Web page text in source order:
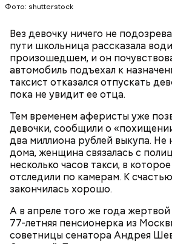
Фото: shutterstock
Вез девочку ничего не
пути школьница рассказала
произошедшем, и он
автомобиль подъехал к
таксист отказался отпускать
пока не увидит ее отца.
Тем временем аферисты уже
девочки, сообщили о
два миллиона рублей выкупа. Не
дома, женщина связалась с
несколько часов такси, в
отследили по камерам. К
закончилась хорошо.
А в апреле того же года
77-летняя пенсионерка из
советницы сенатора Андрея
В апреле 2024-го умерла 69-
Миссюры. Внук отравил ее со
Сначала он подмешал химикаты
пенсионерка отказалась его
приторного вкуса. Тогда молодой
женщину выпить
добавив туда яд. Позднее
не планировал убивать
женщина загремела в больницу,
возможность украсть из ее
украшения. Примечательно, что
Также Миссюра пытался
регулярно добавлял жертвам
напитки и даже святую воду из
Он добавил, что у следствия
издевательств над
факту возбудили уголовные
Что известно о Мутаеве